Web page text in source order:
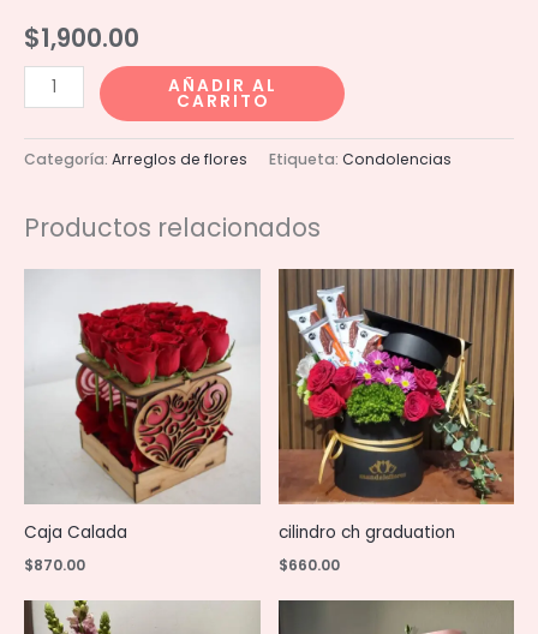
$1,900.00
Corona
media
Luna
cantidad
AÑADIR AL
CARRITO
Categoría: Arreglos de flores Etiqueta: Condolencias
Productos relacionados
Caja Calada
$870.00
cilindro ch graduation
$660.00